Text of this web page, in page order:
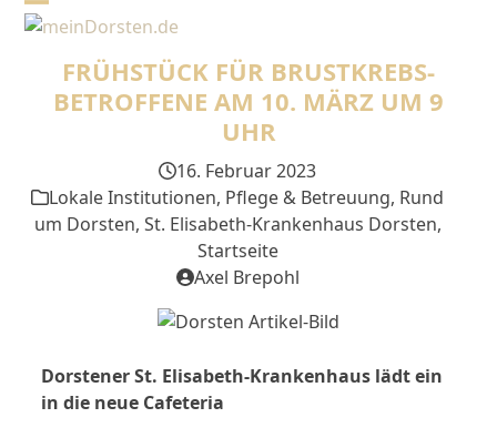
SkipOpen
mobile
menu
Close
mobile
menu
FRÜHSTÜCK FÜR BRUSTKREBS-
BETROFFENE AM 10. MÄRZ UM 9
UHR
16. Februar 2023
Lokale Institutionen, Pflege & Betreuung, Rund
um Dorsten, St. Elisabeth-Krankenhaus Dorsten,
Startseite
Axel Brepohl
Dorstener St. Elisabeth-Krankenhaus lädt ein
in die neue Cafeteria